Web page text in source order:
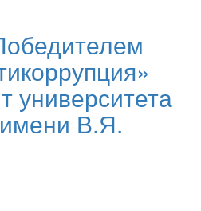
университета
В.Я.